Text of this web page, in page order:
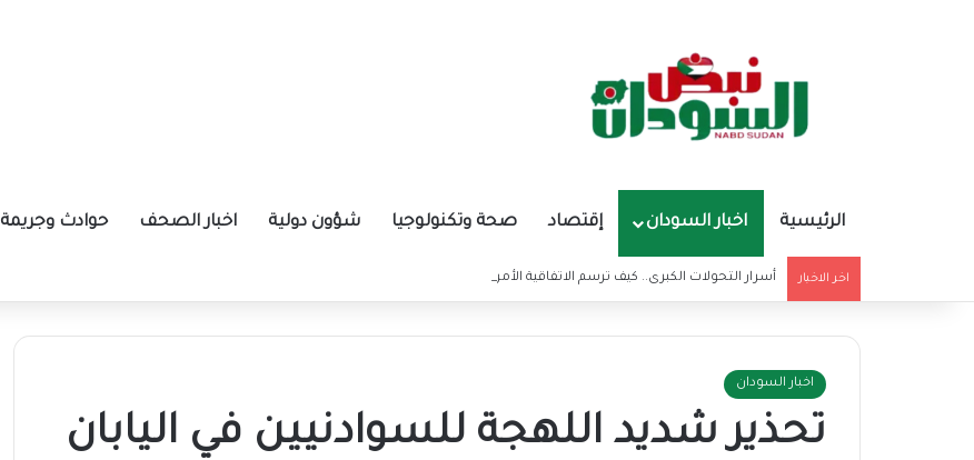
الرئيسية اخبار السودان إقتصاد صحة وتكنولوجيا شؤون دولية اخبار الصحف حوادث وجريمة
اخر الاخبار أسرار التحولات الكبرى.. كيف ترسم الاتفاقية الأمريكية الإيرانية موازين القوى بالمنطقة؟
اخبار السودان
تحذير شديد اللهجة للسوادنيين في اليابان